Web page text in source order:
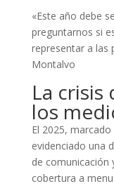
«Este año debe
preguntarnos si
representar a las
Montalvo
La crisis
los
El 2025,
evidenciado una
de comunicación
cobertura a